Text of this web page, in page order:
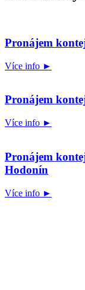
Pronájem
Více info ►
Pronájem
Více info ►
Pronájem
Hodonín
Více info ►